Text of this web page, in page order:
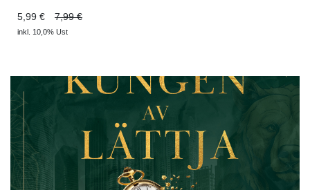
5,99 € 7,99 €
inkl. 10,0% Ust